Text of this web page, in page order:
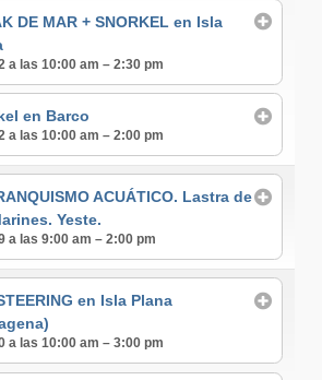
DE MAR + SNORKEL en Isla
a las 10:00 am – 2:30 pm
en Barco
a las 10:00 am – 2:00 pm
ACUÁTICO. Lastra de
Yeste.
a las 9:00 am – 2:00 pm
en Isla Plana
a las 10:00 am – 3:00 pm